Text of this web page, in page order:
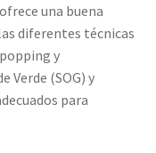
una buena
diferentes técnicas
y
Verde (SOG) y
para